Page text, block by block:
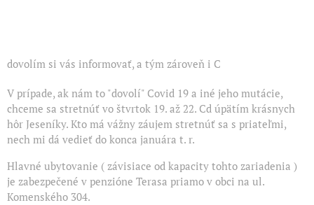
dovolím si vás informovať, a tým zároveň i C
V prípade, ak nám to "dovolí" Covid 19 a iné jeho mutácie,
chceme sa stretnúť vo štvrtok 19. až 22. Cd úpätím krásnych
hôr Jeseníky. Kto má vážny záujem stretnúť sa s priateľmi,
nech mi dá vedieť do konca januára t. r.
Hlavné ubytovanie ( závisiace od kapacity tohto zariadenia )
je zabezpečené v penzióne Terasa priamo v obci na ul.
Komenského 304.